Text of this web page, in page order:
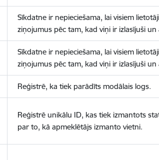
Sīkdatne ir nepieciešama, lai visiem
ziņojumus pēc tam, kad viņi ir izlasījuši un
Sīkdatne ir nepieciešama, lai visiem
ziņojumus pēc tam, kad viņi ir izlasījuši un
Reģistrē, ka tiek parādīts modālais logs.
Reģistrē unikālu ID, kas tiek izmantots
par to, kā apmeklētājs izmanto vietni.